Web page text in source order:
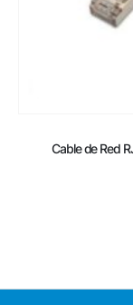
Cable de Red